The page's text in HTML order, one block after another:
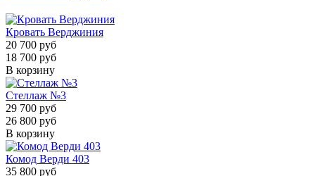
Кровать Верджиния
20 700 руб
18 700 руб
В корзину
Стеллаж №3
29 700 руб
26 800 руб
В корзину
Комод Верди 403
35 800 руб